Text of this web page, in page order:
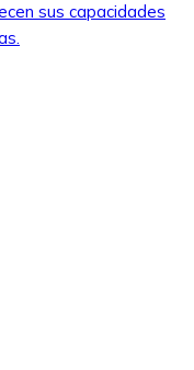
sus capacidades